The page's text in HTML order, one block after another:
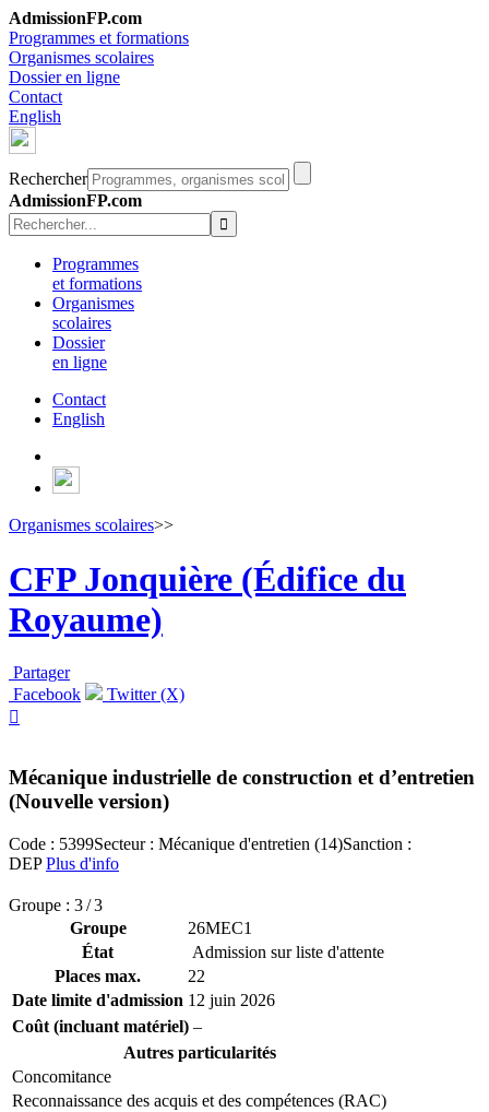
AdmissionFP.com
Programmes et formations
Organismes scolaires
Dossier en ligne
Contact
English
Rechercher
AdmissionFP.com
Programmes
et formations
Organismes
scolaires
Dossier
en ligne
Contact
English
Organismes scolaires>>
CFP Jonquière (Édifice du
Royaume)
Partager
Facebook
Twitter (X)

Mécanique industrielle de construction et d’entretien
(Nouvelle version)
Code : 5399Secteur : Mécanique d'entretien (14)Sanction :
DEPPlus d'info
Groupe : 3 / 3
Groupe
26MEC1
État
Admission sur liste d'attente
Places max.
22
Date limite d'admission 12 juin 2026
Coût (incluant matériel) –
Autres particularités
Concomitance
Reconnaissance des acquis et des compétences (RAC)